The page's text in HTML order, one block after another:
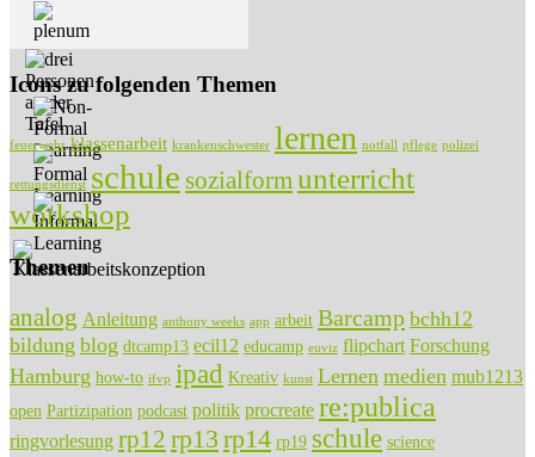
Icons zu folgenden Themen
feuerwehr klassenarbeit krankenschwester lernen notfall pflege polizei
rettungsdienst schule sozialformunterricht
workshop
Themen
analog Anleitung anthony weeks app arbeit Barcamp bchh12
bildung blog dtcamp13 ecil12 educamp euviz flipchart Forschung
Hamburg how-to ifvp ipad Kreativ kunst Lernen medien mub1213
open Partizipation podcast politik procreate re:publica
ringvorlesung rp12 rp13 rp14 rp19 schule science